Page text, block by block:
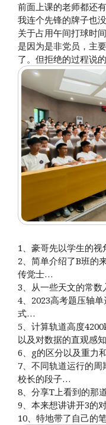
前面上课的老师都还
我连个先锋的牌子也没
关于占用午间打球时
是因为是非党员，主
了。但拒绝的过程说
1、豪哥先以学生的视
2、简单介绍了B班的
传觉士…
3、从一些天文的常数
4、2023高考题压轴
式…
5、计算轨道高度
以及对数据的直观感
6、g的区分以及重力
7、不同轨道运行的
校长的段子…
8、分享T上看到的那
9、本来想讲讲开3的
10、特地带了自己的